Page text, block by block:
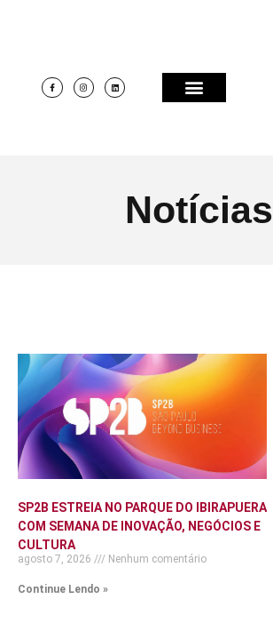
Notícias
SP2B ESTREIA NO PARQUE DO IBIRAPUERA
COM SEMANA DE INOVAÇÃO, NEGÓCIOS E
CULTURA
agosto 7, 2026 Nenhum comentário
Continue Lendo »